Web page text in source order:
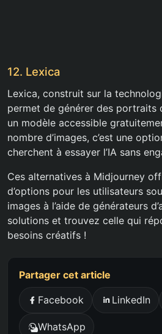
12. Lexica
Lexica, construit sur la
permet de générer des portraits
un modèle accessible
nombre d’images, c’est une
cherchent à essayer l’IA sans
Ces alternatives à Midjourney
d’options pour les utilisateurs
images à l’aide de générateurs
solutions et trouvez celle qui
besoins créatifs !
Partager cet article
Facebook LinkedIn
WhatsApp